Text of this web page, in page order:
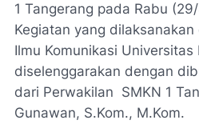
1 Tangerang pada Rabu
Kegiatan yang
Ilmu Komunikasi Universitas
diselenggarakan dengan
dari Perwakilan SMKN 1
Gunawan, S.Kom., M.Kom.